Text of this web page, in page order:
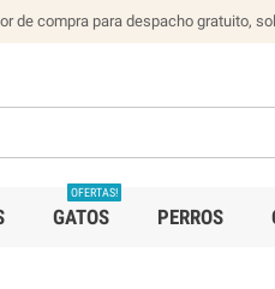
de compra para despacho gratuito,
GATOS
OFERTAS!
PERROS